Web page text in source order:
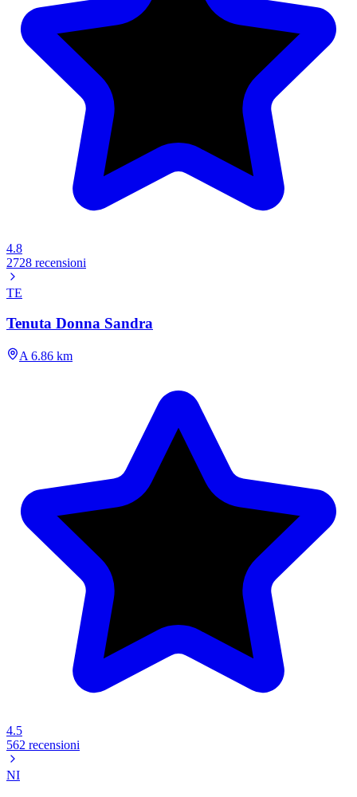
4.8
2728 recensioni
TE
Tenuta Donna Sandra
A 6.86 km
4.5
562 recensioni
NI